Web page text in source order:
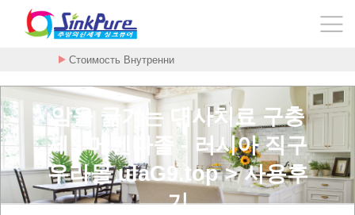
Стоимость Внутренни
암을 굶기는 대사치료 구충
제 - 메벤다졸 - 러시아 직구
우라몰 ulaG9.top > 사용후
기